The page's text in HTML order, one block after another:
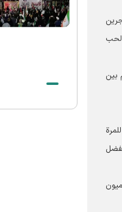
بين
الأديان والمعتقدات
شكر الحضور المهيب